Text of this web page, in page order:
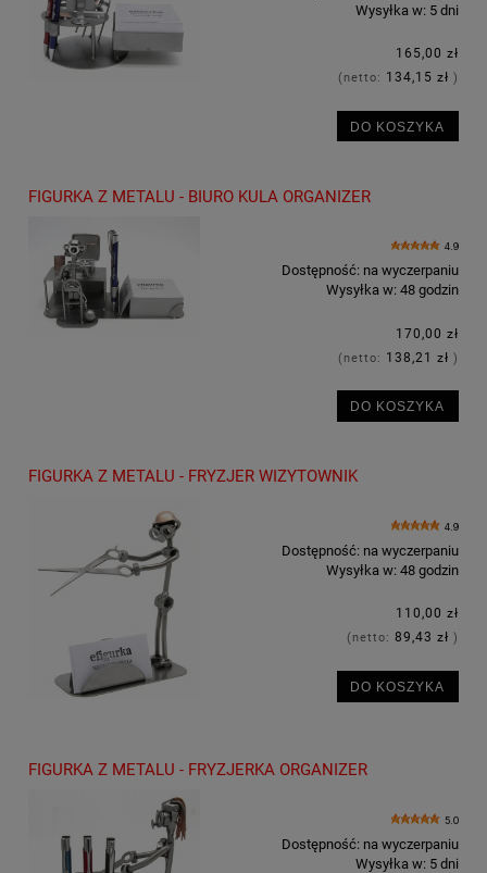
Wysyłka w: 5 dni
165,00 zł
(netto: 134,15 zł )
DO KOSZYKA
FIGURKA Z METALU - BIURO KULA ORGANIZER
4.9
Dostępność: na wyczerpaniu
Wysyłka w: 48 godzin
170,00 zł
(netto: 138,21 zł )
DO KOSZYKA
FIGURKA Z METALU - FRYZJER WIZYTOWNIK
4.9
Dostępność: na wyczerpaniu
Wysyłka w: 48 godzin
110,00 zł
(netto: 89,43 zł )
DO KOSZYKA
FIGURKA Z METALU - FRYZJERKA ORGANIZER
5.0
Dostępność: na wyczerpaniu
Wysyłka w: 5 dni